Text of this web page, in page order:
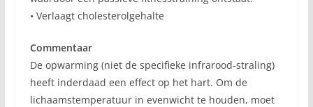
• Verlaagt cholesterolgehalte
Commentaar
De opwarming (niet de specifieke infrarood-straling)
heeft inderdaad een effect op het hart. Om de
lichaamstemperatuur in evenwicht te houden, moet